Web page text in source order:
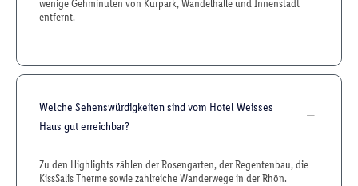
wenige Gehminuten von Kurpark, Wandelhalle und Innenstadt
entfernt.
Welche Sehenswürdigkeiten sind vom Hotel Weisses
Haus gut erreichbar?
Zu den Highlights zählen der Rosengarten, der Regentenbau, die
KissSalis Therme sowie zahlreiche Wanderwege in der Rhön.